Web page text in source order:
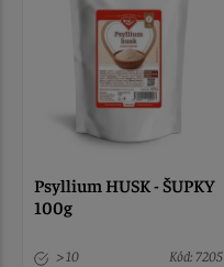
Psyllium HUSK - ŠUPKY
100g
> 10 Kód: 7205